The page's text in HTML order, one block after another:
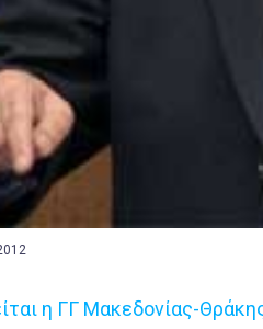
η ΓΓ Μακεδονίας-